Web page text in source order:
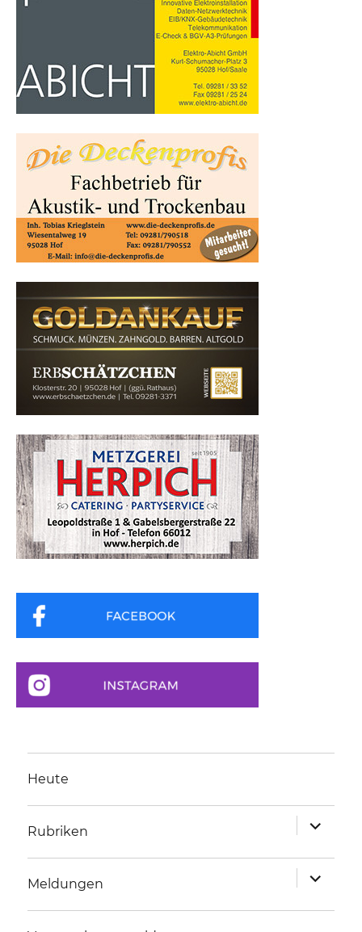
Heute
Rubriken
anzeigen
Meldungen
anzeigen